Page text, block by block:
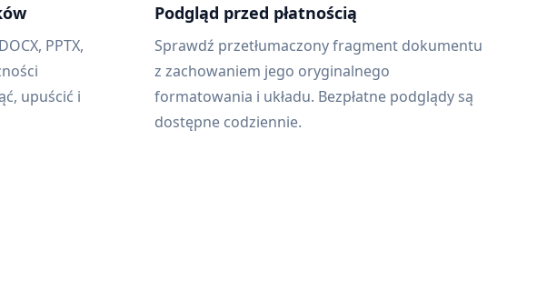
PPTX,
upuścić i
Podgląd przed płatnością
Sprawdź przetłumaczony fragment dokumentu
z zachowaniem jego oryginalnego
formatowania i układu. Bezpłatne podglądy są
dostępne codziennie.